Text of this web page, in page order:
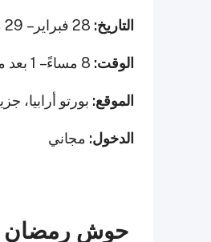
التاريخ:
الوقت:
الموقع: بورتو أرابيا،
الدخول: مجاني
حوش رمضان